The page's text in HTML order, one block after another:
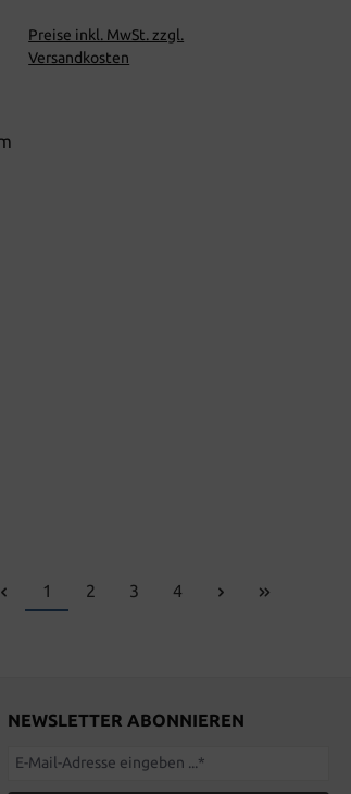
Preise inkl. MwSt. zzgl.
Versandkosten
Seite
1 Seite
2 Seite
3 Seite
4
NEWSLETTER ABONNIEREN